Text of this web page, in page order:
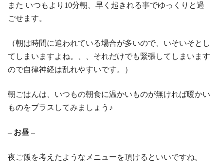
また いつもより10分朝、早く起きれる事でゆっくりと過
ごせます。
（朝は時間に追われている場合が多いので、いそいそとし
てしまいますよね。、、それだけでも緊張してしまいます
ので自律神経は乱れやすいです。）
朝ごはんは、いつもの朝食に温かいものが無ければ暖かい
ものをプラスしてみましょう♪
– お昼 –
夜ご飯を考えたようなメニューを頂けるといいですね。